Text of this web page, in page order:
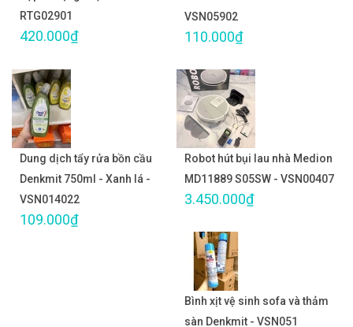
RTG02901
420.000₫
VSN05902
110.000₫
Dung dịch tẩy rửa bồn cầu
Denkmit 750ml - Xanh lá -
VSN014022
109.000₫
Robot hút bụi lau nhà Medion
MD11889 S05SW - VSN00407
3.450.000₫
Bình xịt vệ sinh sofa và thảm
sàn Denkmit - VSN051